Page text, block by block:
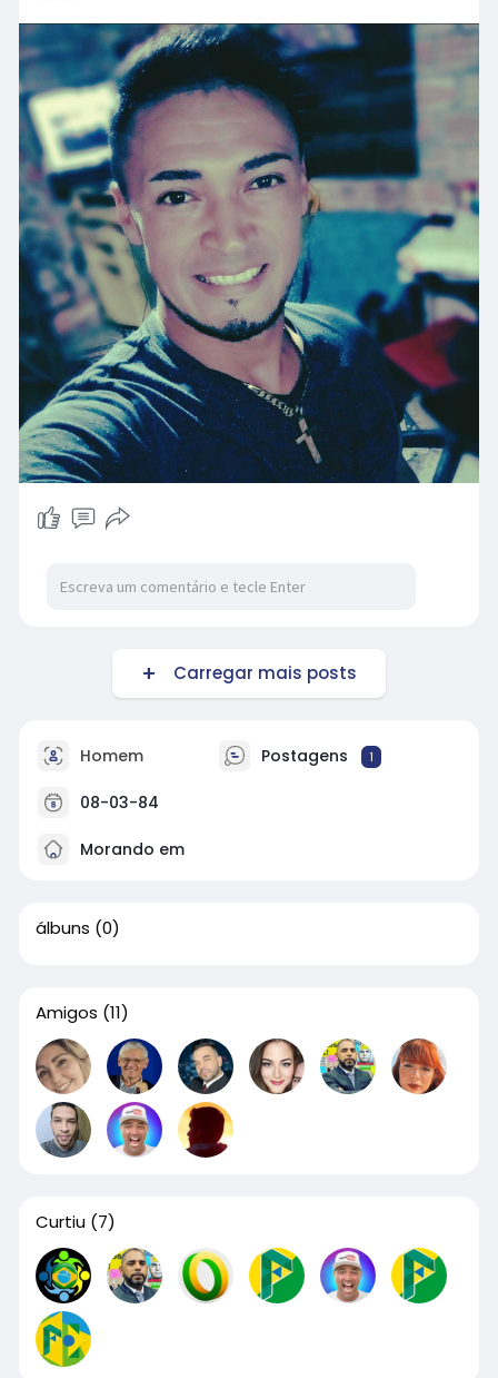
Carregar mais posts
Homem Postagens 1
08-03-84
Morando em
álbuns (0)
Amigos (11)
Curtiu (7)